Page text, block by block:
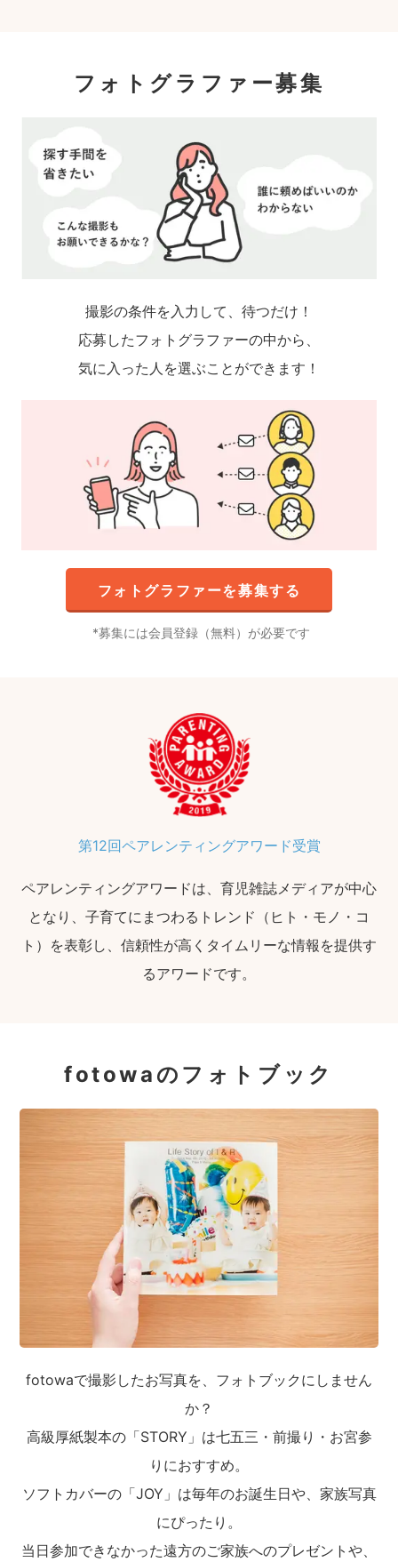
フォトグラファー募集
撮影の条件を入力して、待つだけ！
応募したフォトグラファーの中から、
気に入った人を選ぶことができます！
フォトグラファーを募集する
募集には会員登録（無料）が必要です
第12回ペアレンティングアワード受賞
ペアレンティングアワードは、育児雑誌メディアが中心
となり、子育てにまつわるトレンド（ヒト・モノ・コ
ト）を表彰し、信頼性が高くタイムリーな情報を提供す
るアワードです。
fotowaのフォトブック
fotowaで撮影したお写真を、フォトブックにしません
か？
高級厚紙製本の「STORY」は七五三・前撮り・お宮参
りにおすすめ。
ソフトカバーの「JOY」は毎年のお誕生日や、家族写真
にぴったり。
当日参加できなかった遠方のご家族へのプレゼントや、